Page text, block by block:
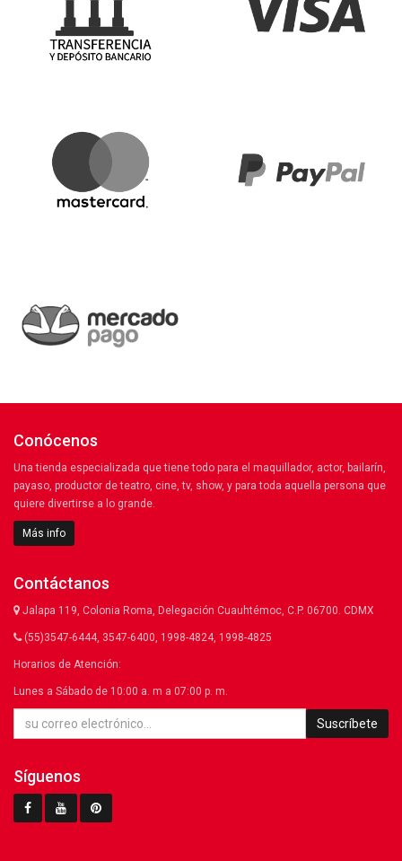
Conócenos
Una tienda especializada que tiene todo para el maquillador, actor, bailarín,
payaso, productor de teatro, cine, tv, show, y para toda aquella persona que
quiere divertirse a lo grande.
Más info
Contáctanos
Jalapa 119, Colonia Roma, Delegación Cuauhtémoc, C.P. 06700. CDMX
(55)3547-6444, 3547-6400, 1998-4824, 1998-4825
Horarios de Atención:
Lunes a Sábado de 10:00 a. m a 07:00 p. m.
Suscríbete
Síguenos